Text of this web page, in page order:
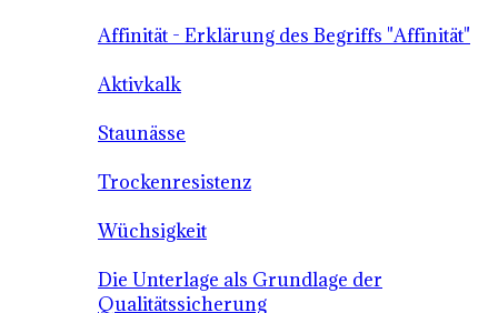
Affinität - Erklärung des Begriffs "Affinität"
Aktivkalk
Staunässe
Trockenresistenz
Wüchsigkeit
Die Unterlage als Grundlage der
Qualitätssicherung